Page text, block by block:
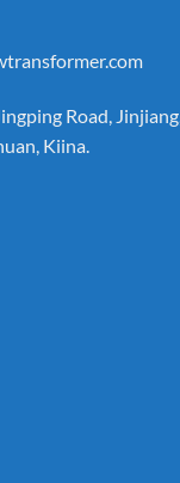
Road, Jinjiang,
Kiina.